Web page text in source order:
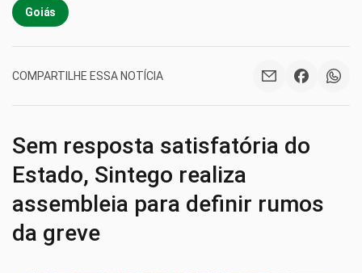
Goiás
COMPARTILHE ESSA NOTÍCIA
Sem resposta satisfatória do
Estado, Sintego realiza
assembleia para definir rumos
da greve